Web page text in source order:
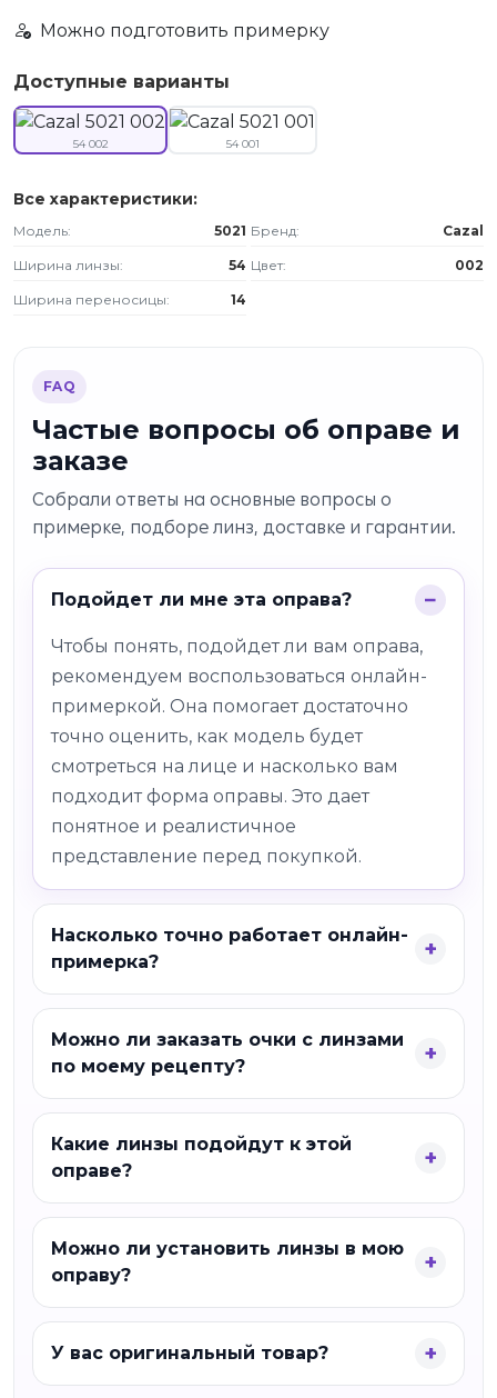
Можно подготовить примерку
Доступные варианты
54 002 54 001
Все характеристики:
Модель: 5021 Бренд: Cazal
Ширина линзы: 54 Цвет: 002
Ширина переносицы: 14
FAQ
Частые вопросы об оправе и
заказе
Собрали ответы на основные вопросы о
примерке, подборе линз, доставке и гарантии.
Подойдет ли мне эта оправа?
Чтобы понять, подойдет ли вам оправа,
рекомендуем воспользоваться онлайн-
примеркой. Она помогает достаточно
точно оценить, как модель будет
смотреться на лице и насколько вам
подходит форма оправы. Это дает
понятное и реалистичное
представление перед покупкой.
Насколько точно работает онлайн-
примерка?
Можно ли заказать очки с линзами
по моему рецепту?
Какие линзы подойдут к этой
оправе?
Можно ли установить линзы в мою
оправу?
У вас оригинальный товар?